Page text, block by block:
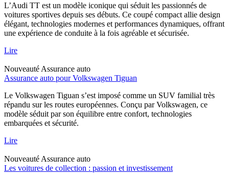
L’Audi TT est un modèle iconique qui séduit les passionnés de
voitures sportives depuis ses débuts. Ce coupé compact allie design
élégant, technologies modernes et performances dynamiques, offrant
une expérience de conduite à la fois agréable et sécurisée.
Lire
Nouveauté Assurance auto
Assurance auto pour Volkswagen Tiguan
Le Volkswagen Tiguan s’est imposé comme un SUV familial très
répandu sur les routes européennes. Conçu par Volkswagen, ce
modèle séduit par son équilibre entre confort, technologies
embarquées et sécurité.
Lire
Nouveauté Assurance auto
Les voitures de collection : passion et investissement